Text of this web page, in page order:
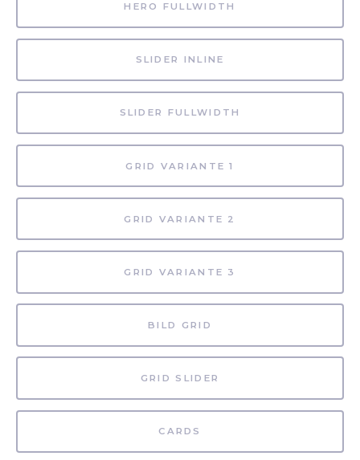
HERO FULLWIDTH
SLIDER INLINE
SLIDER FULLWIDTH
GRID VARIANTE 1
GRID VARIANTE 2
GRID VARIANTE 3
BILD GRID
GRID SLIDER
CARDS